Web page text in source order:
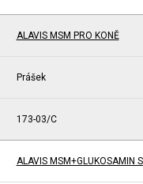
ALAVIS MSM PRO KONĚ
Prášek
173-03/C
ALAVIS MSM+GLUKOSAMIN